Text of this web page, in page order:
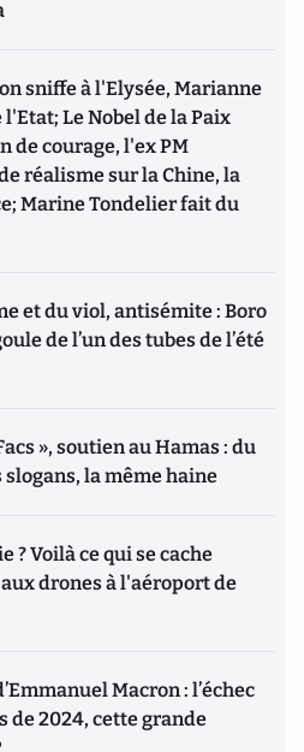
sniffe à l'Elysée, Marianne
Le Nobel de la Paix
de courage, l'ex PM
réalisme sur la Chine, la
Marine Tondelier fait du
et du viol, antisémite : Boro
de l’un des tubes de l’été
», soutien au Hamas : du
slogans, la même haine
? Voilà ce qui se cache
drones à l'aéroport de
Macron : l’échec
de 2024, cette grande